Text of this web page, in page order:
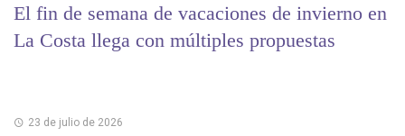
El fin de semana de vacaciones de invierno en
La Costa llega con múltiples propuestas
23 de julio de 2026